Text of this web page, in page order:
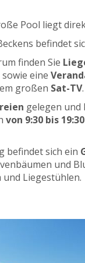
Pool liegt
befindet
finden Sie
sowie eine
großen Sat-TV.
gelegen und
von 9:30 bis
befindet sich ein
und
Liegestühlen.